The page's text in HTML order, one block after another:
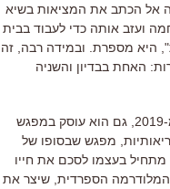
אל הכתב את המציאות בשיא
ועזב אותה כדי לעבוד בבית
", היא מספרת ובמידה רבה זה
: האחת בבדיון והשניה
-2019,
גם הוא עוסק במפגש
מפגש שבסופו של
מתחיל בעצמו לסכם את חייו
הספרדית שיצר את